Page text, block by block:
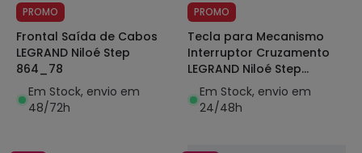
PROMO
Frontal Saída de Cabos
LEGRAND Niloé Step
864_78
Em Stock, envio em
48/72h
PROMO
Tecla para Mecanismo
Interruptor Cruzamento
LEGRAND Niloé Step
864_07
Em Stock, envio em
24/48h